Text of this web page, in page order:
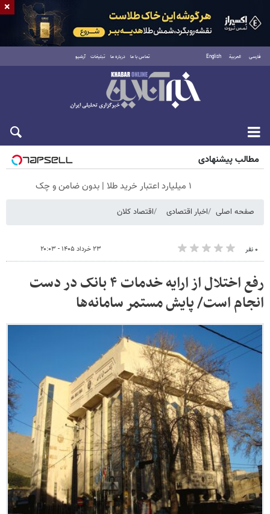
فارسی العربية English تماس با ما درباره ما تبلیغات آرشیو
جمعه ۱۶ مرداد ۱۴۰۵
مطالب پیشنهادی
۱ میلیارد اعتبار خرید طلا | بدون ضامن و چک
صفحه اصلی اخبار اقتصادی اقتصاد کلان
۰ نفر ۲۳ خرداد ۱۴۰۵ - ۲۰:۰۳
رفع اختلال از ارایه خدمات ۴ بانک در دست
انجام است/ پایش مستمر سامانه‌ها
×